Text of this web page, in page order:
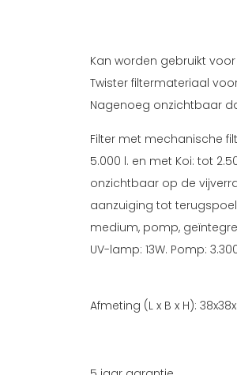
Kan worden gebruikt
Twister filtermateriaal
Nagenoeg onzichtbaar
Filter met mechanische
5.000 l. en met Koi: tot
onzichtbaar op de
aanzuiging tot
medium, pomp,
UV-lamp: 13W. Pomp:
Afmeting (L x B x H):